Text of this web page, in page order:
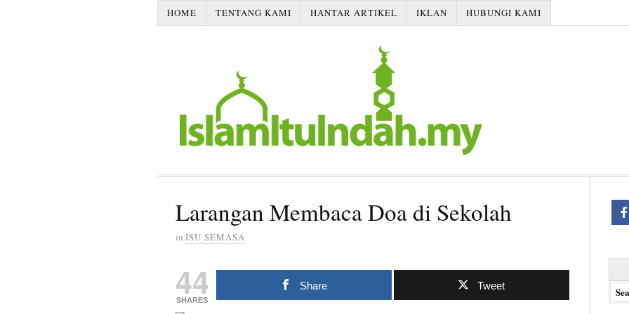
HOME TENTANG KAMI HANTAR ARTIKEL IKLAN HUBUNGI KAMI
Larangan Membaca Doa di Sekolah
in ISU SEMASA
44
SHARES
Share Tweet